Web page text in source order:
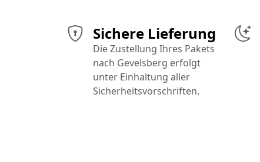
Sichere Lieferung
Die Zustellung Ihres Pakets
nach Gevelsberg erfolgt
unter Einhaltung aller
Sicherheitsvorschriften.